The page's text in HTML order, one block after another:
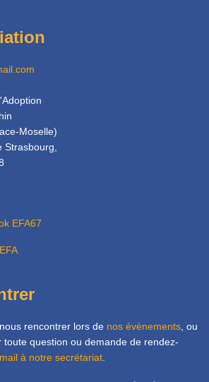
Moselle)
EFA67
rencontrer lors de nos évènements , ou
toute question ou demande de rendez-
mail à notre secrétariat